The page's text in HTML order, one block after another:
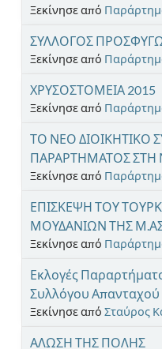
Ξεκίνησε από
ΣΥΛΛΟΓΟΣ
Ξεκίνησε από
ΧΡΥΣΟΣΤΟΜΕΙΑ 2015
Ξεκίνησε από
ΤΟ ΝΕΟ ΔΙΟΙΚΗΤΙΚΟ
ΠΑΡΑΡΤΗΜΑΤΟΣ ΣΤΗ
Ξεκίνησε από
ΕΠΙΣΚΕΨΗ ΤΟΥ
ΜΟΥΔΑΝΙΩΝ ΤΗΣ
Ξεκίνησε από
Εκλογές
Συλλόγου Απανταχού
Ξεκίνησε από Σταύρος
ΑΛΩΣΗ ΤΗΣ ΠΟΛΗΣ